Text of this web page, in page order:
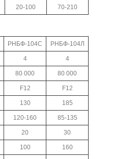
20-100 70-210
РНБФ-104С РНБФ-104Л
4 4
80 000 80 000
F12 F12
130 185
120-160 85-135
20 30
100 160